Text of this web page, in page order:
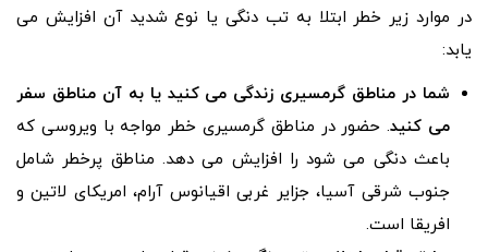
در موارد زیر خطر ابتلا به تب دنگی یا نوع شدید آن افزایش می
یابد:
شما در مناطق گرمسیری زندگی می کنید یا به آن مناطق سفر
می کنید. حضور در مناطق گرمسیری خطر مواجه با ویروسی که
باعث دنگی می شود را افزایش می دهد. مناطق پرخطر شامل
جنوب شرقی آسیا، جزایر غربی اقیانوس آرام، امریکای لاتین و
افریقا است.